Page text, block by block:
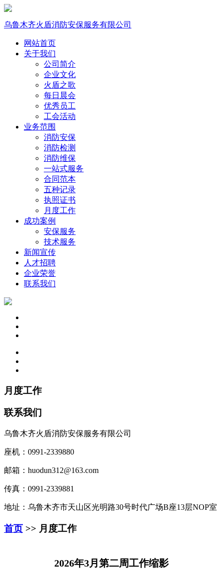
乌鲁木齐火盾消防安保服务有限公司
网站首页
关于我们
公司简介
企业文化
火盾之歌
每日晨会
优秀员工
工会活动
业务范围
消防安保
消防检测
消防维保
一站式服务
合同范本
五种记录
执照证书
月度工作
成功案例
安保服务
技术服务
新闻宣传
人才招聘
企业荣誉
联系我们
月度工作
联系我们
乌鲁木齐火盾消防安保服务有限公司
座机：0991-2339880
邮箱：huodun312@163.com
传真：0991-2339881
地址：乌鲁木齐市天山区光明路30号时代广场B座13层NOP室
首页 >> 月度工作
2026年3月第二周工作缩影